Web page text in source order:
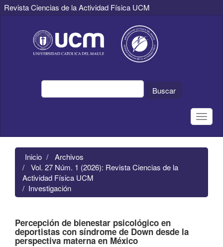
Revista Ciencias de la Actividad Física UCM
principal
Contenido
principal
Buscar
Toggle
Inicio
Archivos
Vol. 27 Núm. 1 (2026): Revista Ciencias de la
Actividad Física UCM
Investigación
Percepción de bienestar psicológico en
deportistas con síndrome de Down desde la
perspectiva materna en México